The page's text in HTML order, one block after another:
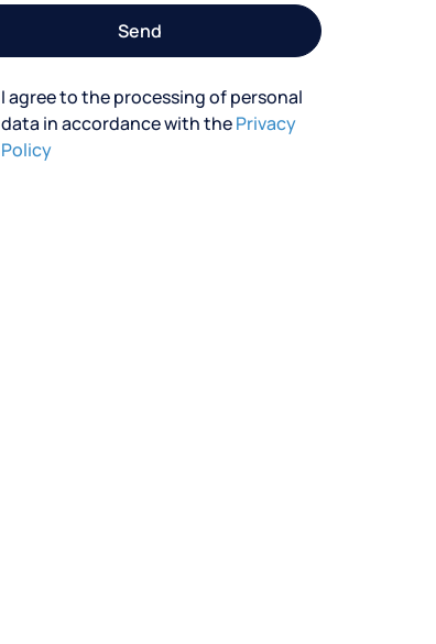
Send
I agree to the processing of personal
data in accordance with thePrivacy
Policy